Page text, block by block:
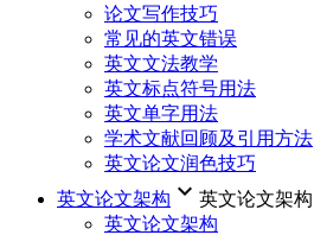
论文写作技巧
常见的英文错误
英文文法教学
英文标点符号用法
英文单字用法
学术文献回顾及引用方法
英文论文润色技巧
英文论文架构 keyboard_arrow_down 英文论文架构
英文论文架构